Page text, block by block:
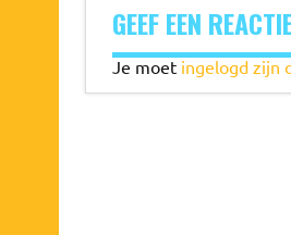
GEEF EEN
Je moet ingelogd zijn